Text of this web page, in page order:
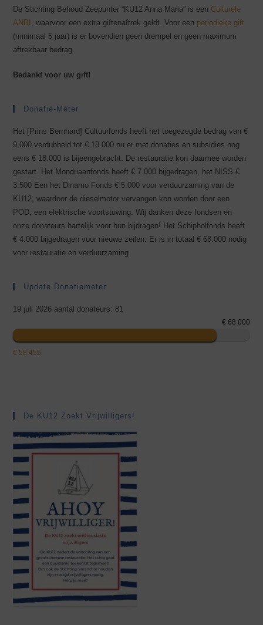
De Stichting Behoud Zeepunter “KU12 Anna Maria” is een Culturele
ANBI , waarvoor een extra giftenaftrek geldt. Voor een periodieke gift
(minimaal 5 jaar) is er bovendien geen drempel en geen maximum
aftrekbaar bedrag.
Bedankt voor uw gift!
Donatie-Meter
Het [Prins Bernhard] Cultuurfonds heeft het toegezegde bedrag van €
9.000 verdubbeld tot € 18.000 nu er met donaties en subsidies nog
eens € 18.000 is bijeengebracht. De restauratie kon daarmee worden
gestart. Het Mondriaanfonds heeft € 7.000 bijgedragen, het NISS €
3.500 Een het Dinamo Fonds € 5.000 voor verduurzaming van de
KU12, waardoor de dieselmotor vervangen kon worden door een
POD, een elektrische voortstuwing. Wij danken deze fondsen en
onze donateurs hartelijk voor hun bijdragen! Het Schipholfonds heeft
€ 4.000 bijgedragen voor nieuwe zeilen. Er is in totaal € 68.000 nodig
voor restauratie en verduurzaming.
Update Donatiemeter
19 juli 2026 aantal donateurs: 81
€ 68.000
€ 58.455
De KU12 Zoekt Vrijwilligers!